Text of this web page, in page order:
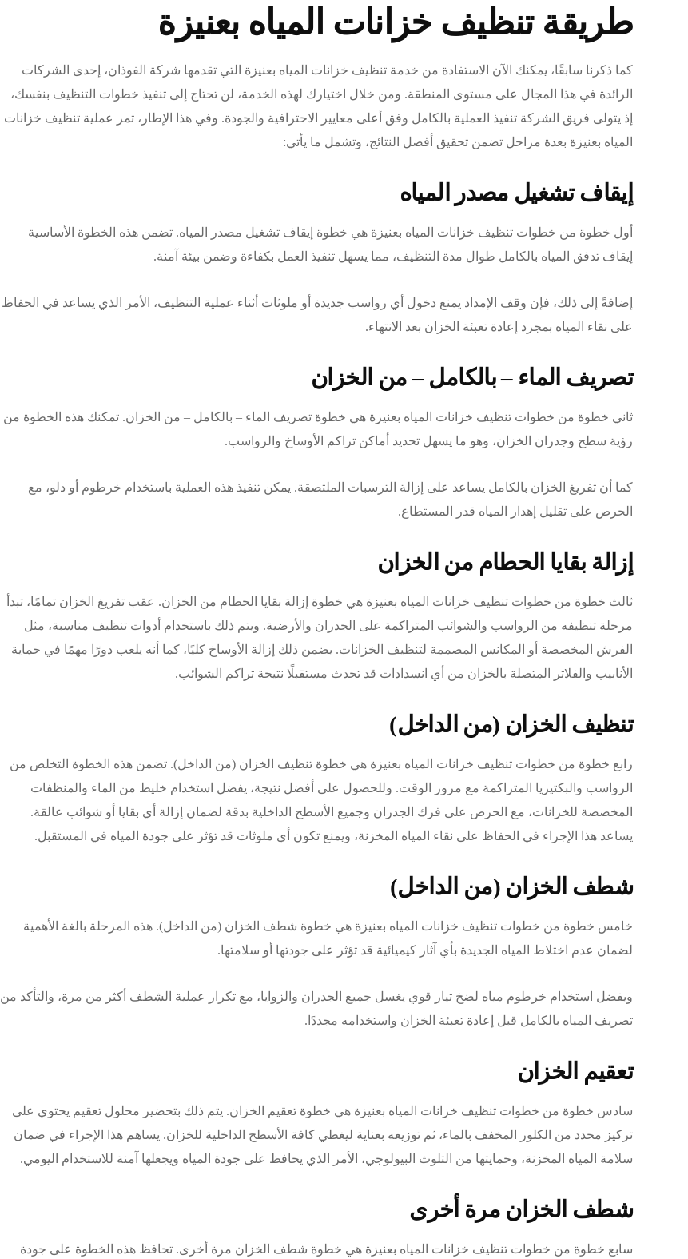
طريقة تنظيف خزانات المياه بعنيزة
كما ذكرنا سابقًا، يمكنك الآن الاستفادة من خدمة تنظيف خزانات المياه بعنيزة التي تقدمها شركة الفوذان، إحدى الشركات
الرائدة في هذا المجال على مستوى المنطقة. ومن خلال اختيارك لهذه الخدمة، لن تحتاج إلى تنفيذ خطوات التنظيف بنفسك،
إذ يتولى فريق الشركة تنفيذ العملية بالكامل وفق أعلى معايير الاحترافية والجودة. وفي هذا الإطار، تمر عملية تنظيف خزانات
المياه بعنيزة بعدة مراحل تضمن تحقيق أفضل النتائج، وتشمل ما يأتي:
إيقاف تشغيل مصدر المياه
أول خطوة من خطوات تنظيف خزانات المياه بعنيزة هي خطوة إيقاف تشغيل مصدر المياه. تضمن هذه الخطوة الأساسية
إيقاف تدفق المياه بالكامل طوال مدة التنظيف، مما يسهل تنفيذ العمل بكفاءة وضمن بيئة آمنة.
إضافةً إلى ذلك، فإن وقف الإمداد يمنع دخول أي رواسب جديدة أو ملوثات أثناء عملية التنظيف، الأمر الذي يساعد في الحفاظ
على نقاء المياه بمجرد إعادة تعبئة الخزان بعد الانتهاء.
تصريف الماء – بالكامل – من الخزان
ثاني خطوة من خطوات تنظيف خزانات المياه بعنيزة هي خطوة تصريف الماء – بالكامل – من الخزان. تمكنك هذه الخطوة من
رؤية سطح وجدران الخزان، وهو ما يسهل تحديد أماكن تراكم الأوساخ والرواسب.
كما أن تفريغ الخزان بالكامل يساعد على إزالة الترسبات الملتصقة. يمكن تنفيذ هذه العملية باستخدام خرطوم أو دلو، مع
الحرص على تقليل إهدار المياه قدر المستطاع.
إزالة بقايا الحطام من الخزان
ثالث خطوة من خطوات تنظيف خزانات المياه بعنيزة هي خطوة إزالة بقايا الحطام من الخزان. عقب تفريغ الخزان تمامًا، تبدأ
مرحلة تنظيفه من الرواسب والشوائب المتراكمة على الجدران والأرضية. ويتم ذلك باستخدام أدوات تنظيف مناسبة، مثل
الفرش المخصصة أو المكانس المصممة لتنظيف الخزانات. يضمن ذلك إزالة الأوساخ كليًا، كما أنه يلعب دورًا مهمًا في حماية
الأنابيب والفلاتر المتصلة بالخزان من أي انسدادات قد تحدث مستقبلًا نتيجة تراكم الشوائب.
تنظيف الخزان (من الداخل)
رابع خطوة من خطوات تنظيف خزانات المياه بعنيزة هي خطوة تنظيف الخزان (من الداخل). تضمن هذه الخطوة التخلص من
الرواسب والبكتيريا المتراكمة مع مرور الوقت. وللحصول على أفضل نتيجة، يفضل استخدام خليط من الماء والمنظفات
المخصصة للخزانات، مع الحرص على فرك الجدران وجميع الأسطح الداخلية بدقة لضمان إزالة أي بقايا أو شوائب عالقة.
يساعد هذا الإجراء في الحفاظ على نقاء المياه المخزنة، ويمنع تكون أي ملوثات قد تؤثر على جودة المياه في المستقبل.
شطف الخزان (من الداخل)
خامس خطوة من خطوات تنظيف خزانات المياه بعنيزة هي خطوة شطف الخزان (من الداخل). هذه المرحلة بالغة الأهمية
لضمان عدم اختلاط المياه الجديدة بأي آثار كيميائية قد تؤثر على جودتها أو سلامتها.
ويفضل استخدام خرطوم مياه لضخ تيار قوي يغسل جميع الجدران والزوايا، مع تكرار عملية الشطف أكثر من مرة، والتأكد من
تصريف المياه بالكامل قبل إعادة تعبئة الخزان واستخدامه مجددًا.
تعقيم الخزان
سادس خطوة من خطوات تنظيف خزانات المياه بعنيزة هي خطوة تعقيم الخزان. يتم ذلك بتحضير محلول تعقيم يحتوي على
تركيز محدد من الكلور المخفف بالماء، ثم توزيعه بعناية ليغطي كافة الأسطح الداخلية للخزان. يساهم هذا الإجراء في ضمان
سلامة المياه المخزنة، وحمايتها من التلوث البيولوجي، الأمر الذي يحافظ على جودة المياه ويجعلها آمنة للاستخدام اليومي.
شطف الخزان مرة أخرى
سابع خطوة من خطوات تنظيف خزانات المياه بعنيزة هي خطوة شطف الخزان مرة أخرى. تحافظ هذه الخطوة على جودة